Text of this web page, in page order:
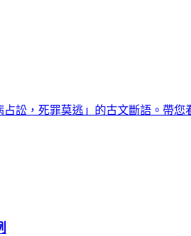
訟，死罪莫逃」的古文斷語。帶